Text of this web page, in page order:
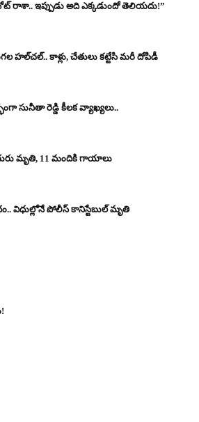
రాశా.. ఇప్పుడు అది ఎక్కడుందో తెలియదు!”
హల్‌చల్.. కాళ్లు, చేతులు కట్టేసి మరీ దోపిడీ
సునీతా రెడ్డి కీలక వ్యాఖ్యలు..
మృతి, 11 మందికి గాయాలు
విధుల్లోనే పోలీస్ కానిస్టేబుల్ మృతి